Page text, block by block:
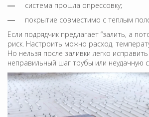
система прошла опрессовку;
покрытие совместимо с теплым
Если подрядчик предлагает “залить, а
риск. Настроить можно расход,
Но нельзя после заливки легко
неправильный шаг трубы или неудачную